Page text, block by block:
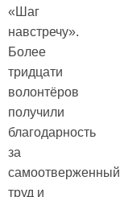
«Шаг
навстречу».
Более
тридцати
волонтёров
получили
благодарность
за
самоотверженный
труд и